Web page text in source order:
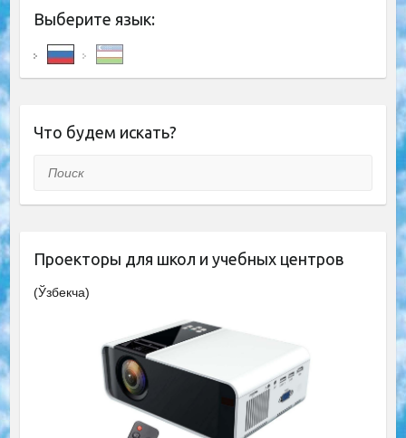
Выберите язык:
Что будем искать?
Поиск
Проекторы для школ и учебных центров
(Ўзбекча)